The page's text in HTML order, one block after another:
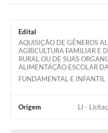
Edital
AQUISIÇÃO DE GÊNEROS
AGRICULTURA FAMILIAR E
RURAL OU DE SUAS
ALIMENTAÇÃO ESCOLAR
FUNDAMENTAL E INFANTIL
Origem LI -